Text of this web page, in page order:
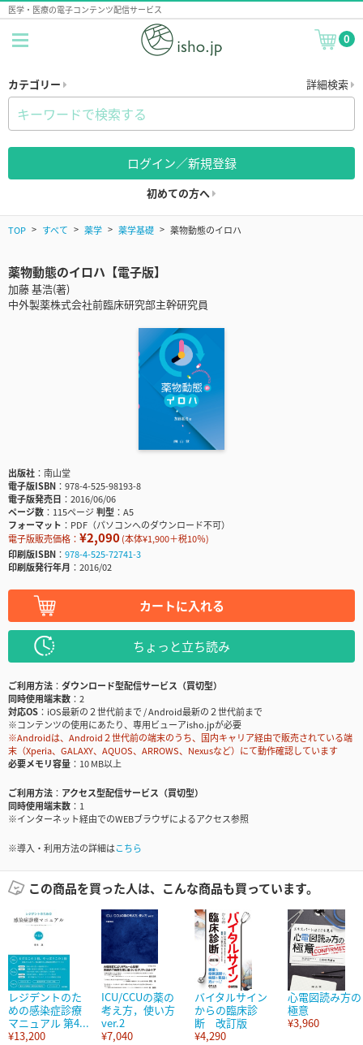
医学・医療の電子コンテンツ配信サービス
0
カテゴリー 詳細検索
ログイン／新規登録
初めての方へ
TOP すべて 薬学 薬学基礎 薬物動態のイロハ
薬物動態のイロハ【電子版】
加藤 基浩(著)
中外製薬株式会社前臨床研究部主幹研究員
出版社
南山堂
電子版ISBN
978-4-525-98193-8
電子版発売日
2016/06/06
ページ数
115ページ判型
A5
フォーマット
PDF（パソコンへのダウンロード不可）
電子版販売価格： ¥2,090(本体¥1,900＋税10％)
印刷版ISBN
978-4-525-72741-3
印刷版発行年月
2016/02
カートに入れる
ちょっと立ち読み
ご利用方法
ダウンロード型配信サービス（買切型）
同時使用端末数
2
対応OS
iOS最新の２世代前まで / Android最新の２世代前まで
※コンテンツの使用にあたり、専用ビューアisho.jpが必要
※Androidは、Android２世代前の端末のうち、国内キャリア経由で販売されている端
末（Xperia、GALAXY、AQUOS、ARROWS、Nexusなど）にて動作確認しています
必要メモリ容量
10 MB以上
ご利用方法
アクセス型配信サービス（買切型）
同時使用端末数
1
※インターネット経由でのWEBブラウザによるアクセス参照
※導入・利用方法の詳細はこちら
この商品を買った人は、こんな商品も買っています。
レジデントのた
めの感染症診療
マニュアル 第4...
¥13,200
ICU/CCUの薬の
考え方，使い方
ver.2
¥7,040
バイタルサイン
からの臨床診
断 改訂版
¥4,290
心電図読み方の
極意
¥3,960